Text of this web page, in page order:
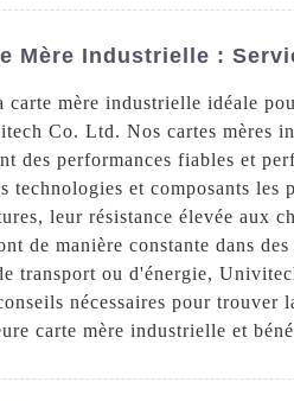
Mère Industrielle :
carte mère industrielle idéale
Co. Ltd. Nos cartes mères
des performances fiables et
technologies et composants
leur résistance élevée aux
de manière constante dans
transport ou d'énergie,
nécessaires pour
carte mère industrielle et